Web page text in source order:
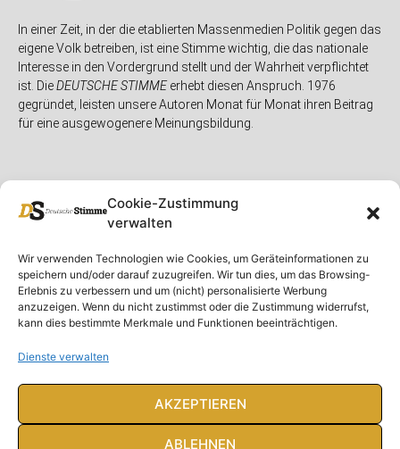
Cookie-Zustimmung
verwalten
Wir verwenden Technologien wie Cookies, um Geräteinformationen zu
speichern und/oder darauf zuzugreifen. Wir tun dies, um das Browsing-
Erlebnis zu verbessern und um (nicht) personalisierte Werbung
anzuzeigen. Wenn du nicht zustimmst oder die Zustimmung widerrufst,
kann dies bestimmte Merkmale und Funktionen beeinträchtigen.
Dienste verwalten
AKZEPTIEREN
ABLEHNEN
In einer Zeit, in der die etablierten Massenmedien Politik gegen das
eigene Volk betreiben, ist eine Stimme wichtig, die das nationale
Interesse in den Vordergrund stellt und der Wahrheit verpflichtet
ist. DieDEUTSCHE STIMMEerhebt diesen Anspruch. 1976
gegründet, leisten unsere Autoren Monat für Monat ihren Beitrag
für eine ausgewogenere Meinungsbildung.
Unser Magazin
Spenden
Ausgaben
Abonnieren
Rubriken
Deutschland
Ausland
Feuilleton
Rechtliches
Rechtliche Hinweise
Impressum
Datenschutzerklärung